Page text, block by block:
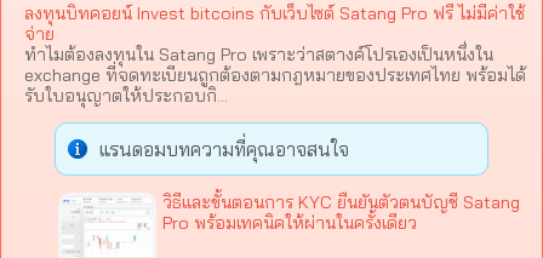
ลงทุนบิทคอยน์ Invest bitcoins กับเว็บไซต์ Satang Pro ฟรี ไม่มีค่าใช้
จ่าย
ทำไมต้องลงทุนใน Satang Pro เพราะว่าสตางค์โปรเองเป็นหนึ่งใน
exchange ที่จดทะเบียนถูกต้องตามกฎหมายของประเทศไทย พร้อมได้
รับใบอนุญาตให้ประกอบกิ...
แรนดอมบทความที่คุณอาจสนใจ
วิธีและขั้นตอนการ KYC ยืนยันตัวตนบัญชี Satang
Pro พร้อมเทคนิคให้ผ่านในครั้งเดียว